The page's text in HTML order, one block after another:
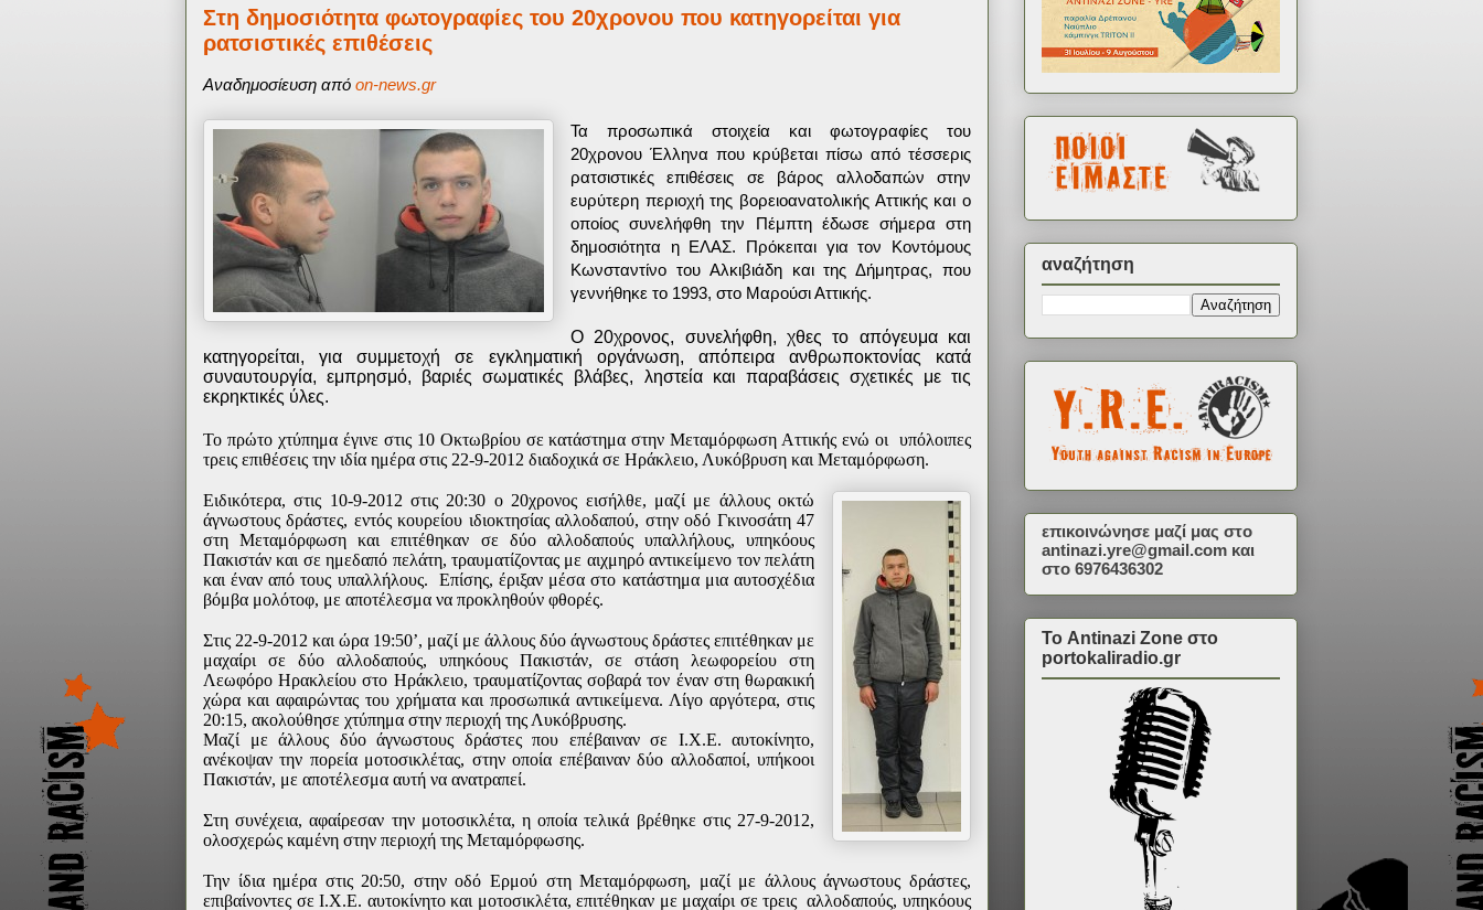
Στη δημοσιότητα φωτογραφίες του 20χρονου που κατηγορείται για
ρατσιστικές επιθέσεις
Αναδημοσίευση από on-news.gr
Τα προσωπικά στοιχεία και φωτογραφίες του
20χρονου Έλληνα που κρύβεται πίσω από τέσσερις
ρατσιστικές επιθέσεις σε βάρος αλλοδαπών στην
ευρύτερη περιοχή της βορειοανατολικής Αττικής και ο
οποίος συνελήφθη την Πέμπτη έδωσε σήμερα στη
δημοσιότητα η ΕΛΑΣ. Πρόκειται για τον Κοντόμους
Κωνσταντίνο του Αλκιβιάδη και της Δήμητρας, που
γεννήθηκε το 1993, στο Μαρούσι Αττικής.
Ο 20χρονος, συνελήφθη, χθες το απόγευμα και
κατηγορείται, για συμμετοχή σε εγκληματική οργάνωση, απόπειρα ανθρωποκτονίας κατά
συναυτουργία, εμπρησμό, βαριές σωματικές βλάβες, ληστεία και παραβάσεις σχετικές με τις
εκρηκτικές ύλες.
Το πρώτο χτύπημα έγινε στις 10 Οκτωβρίου σε κατάστημα στην Μεταμόρφωση Αττικής ενώ οι υπόλοιπες
τρεις επιθέσεις την ιδία ημέρα στις 22-9-2012 διαδοχικά σε Ηράκλειο, Λυκόβρυση και Μεταμόρφωση.
Ειδικότερα, στις 10-9-2012 στις 20:30 ο 20χρονος εισήλθε, μαζί με άλλους οκτώ
άγνωστους δράστες, εντός κουρείου ιδιοκτησίας αλλοδαπού, στην οδό Γκινοσάτη 47
στη Μεταμόρφωση και επιτέθηκαν σε δύο αλλοδαπούς υπαλλήλους, υπηκόους
Πακιστάν και σε ημεδαπό πελάτη, τραυματίζοντας με αιχμηρό αντικείμενο τον πελάτη
και έναν από τους υπαλλήλους. Επίσης, έριξαν μέσα στο κατάστημα μια αυτοσχέδια
βόμβα μολότοφ, με αποτέλεσμα να προκληθούν φθορές.
Στις 22-9-2012 και ώρα 19:50’, μαζί με άλλους δύο άγνωστους δράστες επιτέθηκαν με
μαχαίρι σε δύο αλλοδαπούς, υπηκόους Πακιστάν, σε στάση λεωφορείου στη
Λεωφόρο Ηρακλείου στο Ηράκλειο, τραυματίζοντας σοβαρά τον έναν στη θωρακική
χώρα και αφαιρώντας του χρήματα και προσωπικά αντικείμενα. Λίγο αργότερα, στις
20:15, ακολούθησε χτύπημα στην περιοχή της Λυκόβρυσης.
Μαζί με άλλους δύο άγνωστους δράστες που επέβαιναν σε Ι.Χ.Ε. αυτοκίνητο,
ανέκοψαν την πορεία μοτοσικλέτας, στην οποία επέβαιναν δύο αλλοδαποί, υπήκοοι
Πακιστάν, με αποτέλεσμα αυτή να ανατραπεί.
Στη συνέχεια, αφαίρεσαν την μοτοσικλέτα, η οποία τελικά βρέθηκε στις 27-9-2012,
ολοσχερώς καμένη στην περιοχή της Μεταμόρφωσης.
Την ίδια ημέρα στις 20:50, στην οδό Ερμού στη Μεταμόρφωση, μαζί με άλλους άγνωστους δράστες,
επιβαίνοντες σε Ι.Χ.Ε. αυτοκίνητο και μοτοσικλέτα, επιτέθηκαν με μαχαίρι σε τρεις αλλοδαπούς, υπηκόους
αναζήτηση
επικοινώνησε μαζί μας στο
antinazi.yre@gmail.com και
στο 6976436302
Το Antinazi Zone στο
portokaliradio.gr